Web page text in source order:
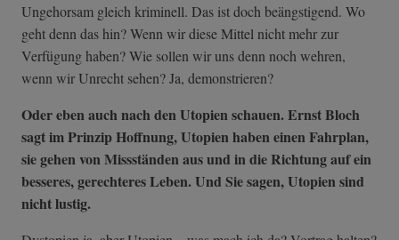
Ungehorsam gleich kriminell. Das ist doch beängstigend. Wo
geht denn das hin? Wenn wir diese Mittel nicht mehr zur
Verfügung haben? Wie sollen wir uns denn noch wehren,
wenn wir Unrecht sehen? Ja, demonstrieren?
Oder eben auch nach den Utopien schauen. Ernst Bloch
sagt im Prinzip Hoffnung, Utopien haben einen Fahrplan,
sie gehen von Missständen aus und in die Richtung auf ein
besseres, gerechteres Leben. Und Sie sagen, Utopien sind
nicht lustig.